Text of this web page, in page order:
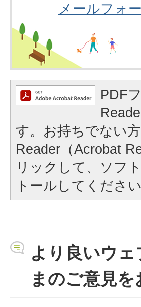
メールフォ
PDF
す。お持ちでない
Reader（Acrobat
リックして、ソフ
トールしてください
より良いウ
まのご意見